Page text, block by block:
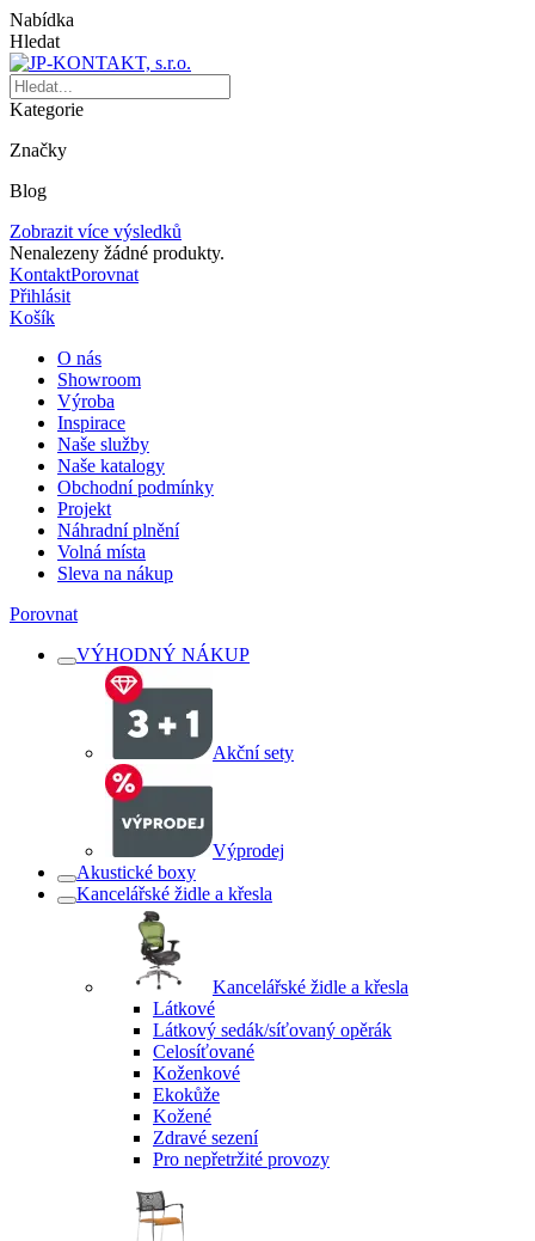
Nabídka
Hledat
Kategorie
Značky
Blog
Zobrazit více výsledků
Nenalezeny žádné produkty.
KontaktPorovnat
Přihlásit
Košík
O nás
Showroom
Výroba
Inspirace
Naše služby
Naše katalogy
Obchodní podmínky
Projekt
Náhradní plnění
Volná místa
Sleva na nákup
Porovnat
VÝHODNÝ NÁKUP
Akční sety
Výprodej
Akustické boxy
Kancelářské židle a křesla
Kancelářské židle a křesla
Látkové
Látkový sedák/síťovaný opěrák
Celosíťované
Koženkové
Ekokůže
Kožené
Zdravé sezení
Pro nepřetržité provozy